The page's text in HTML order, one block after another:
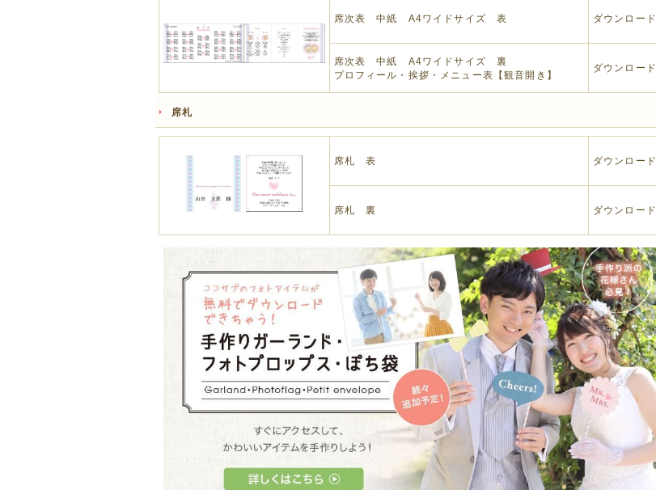
席次表 中紙 A4ワイドサイズ 表 ダウンロード
席次表 中紙 A4ワイドサイズ 裏
プロフィール・挨拶・メニュー表【観音開き】
ダウンロード
席札
席札 表 ダウンロード
席札 裏 ダウンロード